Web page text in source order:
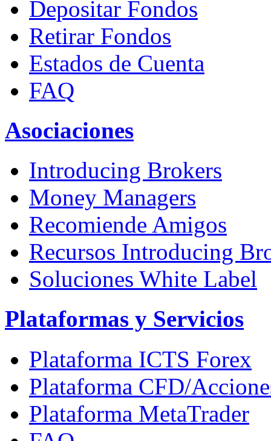
Depositar Fondos
Retirar Fondos
Estados de Cuenta
FAQ
Asociaciones
Introducing Brokers
Money Managers
Recomiende Amigos
Recursos Introducing
Soluciones White Label
Plataformas y Servicios
Plataforma ICTS Forex
Plataforma CFD/
Plataforma MetaTrader